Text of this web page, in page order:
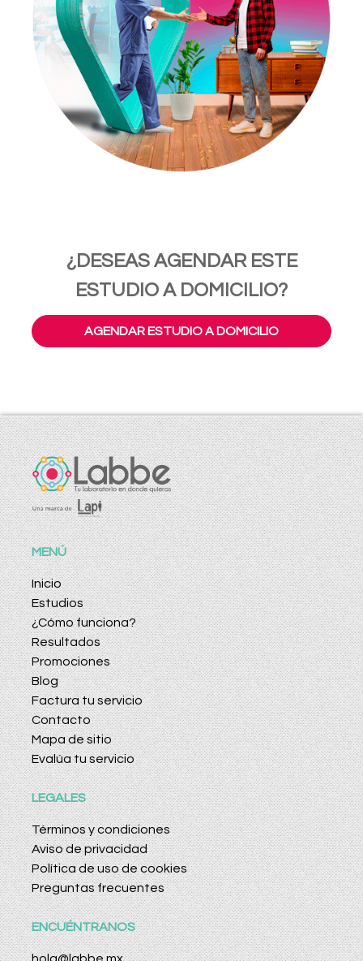
¿DESEAS AGENDAR ESTE
ESTUDIO A DOMICILIO?
AGENDAR ESTUDIO A DOMICILIO
MENÚ
Inicio
Estudios
¿Cómo funciona?
Resultados
Promociones
Blog
Factura tu servicio
Contacto
Mapa de sitio
Evalúa tu servicio
LEGALES
Términos y condiciones
Aviso de privacidad
Política de uso de cookies
Preguntas frecuentes
ENCUÉNTRANOS